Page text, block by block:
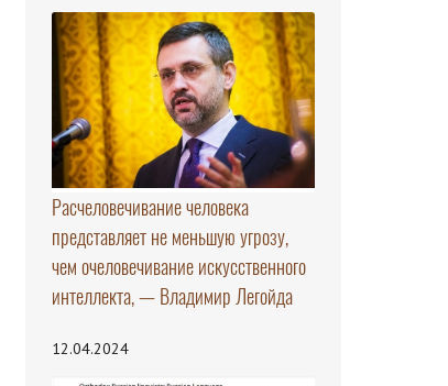
Расчеловечивание человека
представляет не меньшую угрозу,
чем очеловечивание искусственного
интеллекта, — Владимир Легойда
12.04.2024